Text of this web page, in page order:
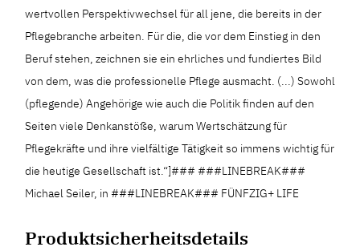
wertvollen Perspektivwechsel für all jene, die bereits in der
Pflegebranche arbeiten. Für die, die vor dem Einstieg in den
Beruf stehen, zeichnen sie ein ehrliches und fundiertes Bild
von dem, was die professionelle Pflege ausmacht. (...) Sowohl
(pflegende) Angehörige wie auch die Politik finden auf den
Seiten viele Denkanstöße, warum Wertschätzung für
Pflegekräfte und ihre vielfältige Tätigkeit so immens wichtig für
die heutige Gesellschaft ist.“]### ###LINEBREAK###
Michael Seiler, in ###LINEBREAK### FÜNFZIG+ LIFE
Produktsicherheitsdetails